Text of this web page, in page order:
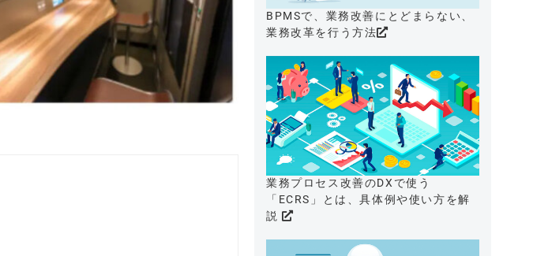
BPMSで、業務改善にとどまらない、
業務改革を行う方法
業務プロセス改善のDXで使う
「ECRS」とは、具体例や使い方を解
説